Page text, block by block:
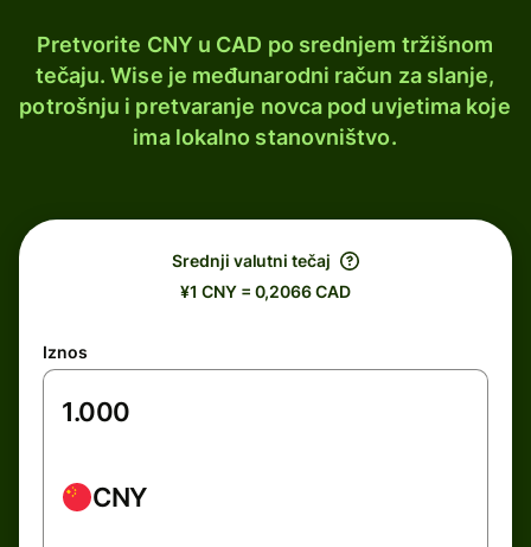
Pretvorite CNY u CAD po srednjem tržišnom
tečaju. Wise je međunarodni račun za slanje,
potrošnju i pretvaranje novca pod uvjetima koje
ima lokalno stanovništvo.
Srednji valutni tečaj
¥1 CNY = 0,2066 CAD
Iznos
CNY